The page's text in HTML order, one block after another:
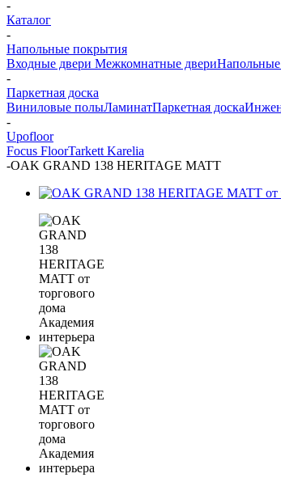
-
Каталог
-
Напольные покрытия
Входные двери Межкомнатные двери
-
Паркетная доска
Виниловые полыЛаминатПаркетная доска
-
Upofloor
Focus FloorTarkett Karelia
-OAK GRAND 138 HERITAGE MATT